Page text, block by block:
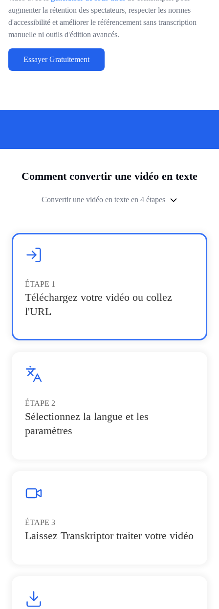
augmenter la rétention des spectateurs, respecter les normes
d'accessibilité et améliorer le référencement sans transcription
manuelle ni outils d'édition avancés.
Essayer Gratuitement
Comment convertir une vidéo en texte
Convertir une vidéo en texte en 4 étapes
ÉTAPE 1
Téléchargez votre vidéo ou collez
l'URL
ÉTAPE 2
Sélectionnez la langue et les
paramètres
ÉTAPE 3
Laissez Transkriptor traiter votre vidéo